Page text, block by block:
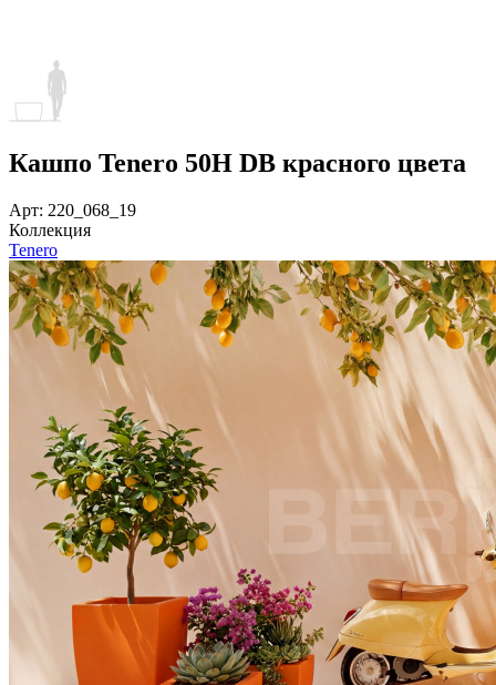
Кашпо Tenero 50H DB красного цвета
Арт: 220_068_19
Коллекция
Tenero